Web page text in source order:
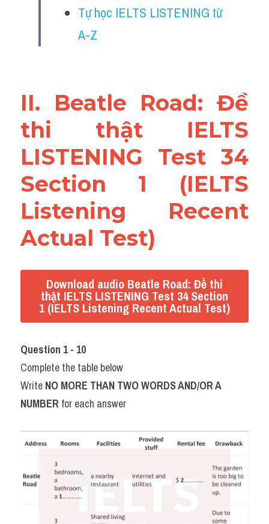
Vocabulary
Education
Tự học IELTS LISTENING từ
A-Z
II. Beatle Road: Đề
thi thật IELTS
LISTENING Test 34
Section 1 (IELTS
Listening Recent
Actual Test)
Download audio Beatle Road: Đề thi
thật IELTS LISTENING Test 34 Section
1 (IELTS Listening Recent Actual Test)
Question 1 - 10
Complete the table below
Write NO MORE THAN TWO WORDS AND/OR A
NUMBER for each answer